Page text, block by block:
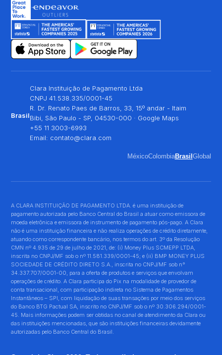
Brasil
Clara Instituição de Pagamento Ltda
CNPJ 41.538.335/0001-45
R. Dr. Renato Paes de Barros, 33, 15º andar - Itaim
Bibi, São Paulo - SP, 04530-000 · Google Maps
+55 11 3003-6993
Email: contato@clara.com
MéxicoColombiaBrasil Global
A CLARA INSTITUIÇÃO DE PAGAMENTO LTDA. é uma instituição de
pagamento autorizada pelo Banco Central do Brasil a atuar como emissora de
moeda eletrônica e emissora de instrumento de pagamento pós-pago. A Clara
não é uma instituição financeira e não realiza operações de crédito diretamente,
atuando como correspondente bancário, nos termos do art. 3º da Resolução
CMN nº 4.935 de 29 de julho de 2021, de: (i) Money Plus SCMEPP LTDA,
inscrita no CNPJ/MF sob o nº 11.581.339/0001-45; e (ii) BMP MONEY PLUS
SOCIEDADE DE CRÉDITO DIRETO S.A., inscrita no CNPJ/MF sob n°
34.337.707/0001-00, para a oferta de produtos e serviços que envolvam
operações de crédito. A Clara participa do Pix na modalidade de provedor de
conta transacional, com participação indireta no Sistema de Pagamentos
Instantâneos – SPI, com liquidação de suas transações por meio dos serviços
do Banco BTG Pactual SA, inscrito no CNPJ/MF sob o nº 30.306.294/0001-
45. Mais informações podem ser obtidas no canal de atendimento da Clara ou
das instituições mencionadas, que são instituições financeiras devidamente
autorizadas pelo Banco Central do Brasil.